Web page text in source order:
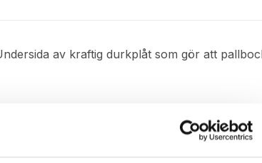
av kraftig durkplåt som gör att